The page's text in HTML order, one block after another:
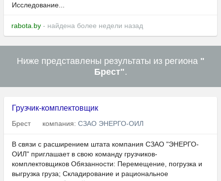
Исследование...
rabota.by - найдена более недели назад
Ниже представлены результаты из региона "
Брест".
Грузчик-комплектовщик
Брест компания: СЗАО ЭНЕРГО-ОИЛ
В связи с расширением штата компания СЗАО "ЭНЕРГО-
ОИЛ" приглашает в свою команду грузчиков-
комплектовщиков Обязанности: Перемещение, погрузка и
выгрузка груза; Складирование и рациональное